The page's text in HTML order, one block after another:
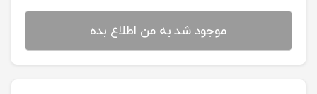
موجود شد به من اطلاع بده